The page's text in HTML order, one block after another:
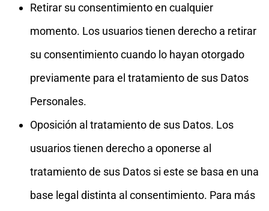
Retirar su consentimiento en cualquier
momento. Los usuarios tienen derecho a retirar
su consentimiento cuando lo hayan otorgado
previamente para el tratamiento de sus Datos
Personales.
Oposición al tratamiento de sus Datos. Los
usuarios tienen derecho a oponerse al
tratamiento de sus Datos si este se basa en una
base legal distinta al consentimiento. Para más